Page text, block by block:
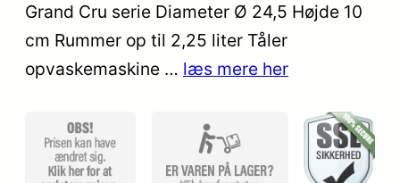
baseret
mmelser
Grand Cru serie Diameter Ø 24,5 Højde 10
cm Rummer op til 2,25 liter Tåler
opvaskemaskine … læs mere her